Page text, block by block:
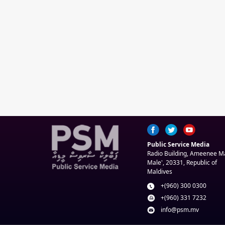
Public Service Media
Radio Building, Ameenee
Male', 20331, Republic of
Maldives
+(960) 300 0300
+(960) 331 7232
info@psm.mv